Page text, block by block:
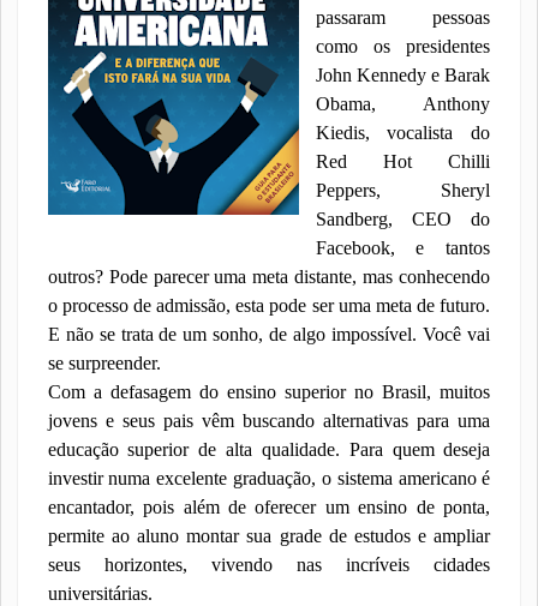
passaram pessoas
como os presidentes
John Kennedy e Barak
Obama, Anthony
Kiedis, vocalista do
Red Hot Chilli
Peppers, Sheryl
Sandberg, CEO do
Facebook, e tantos
outros? Pode parecer uma meta distante, mas conhecendo
o processo de admissão, esta pode ser uma meta de futuro.
E não se trata de um sonho, de algo impossível. Você vai
se surpreender.
Com a defasagem do ensino superior no Brasil, muitos
jovens e seus pais vêm buscando alternativas para uma
educação superior de alta qualidade. Para quem deseja
investir numa excelente graduação, o sistema americano é
encantador, pois além de oferecer um ensino de ponta,
permite ao aluno montar sua grade de estudos e ampliar
seus horizontes, vivendo nas incríveis cidades
universitárias.